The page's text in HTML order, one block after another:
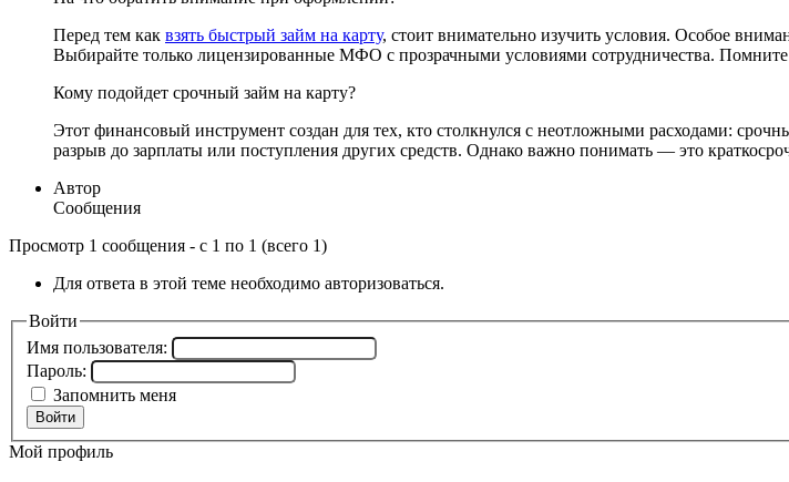
Перед тем как взять быстрый займ на карту, стоит внимательно изучить условия. Особое
Выбирайте только лицензированные МФО с прозрачными условиями сотрудничества.
Кому подойдет срочный займ на карту?
Этот финансовый инструмент создан для тех, кто столкнулся с неотложными расходами:
разрыв до зарплаты или поступления других средств. Однако важно понимать — это
Автор
Сообщения
Просмотр 1 сообщения - с 1 по 1 (всего 1)
Для ответа в этой теме необходимо авторизоваться.
Войти
Имя пользователя:
Пароль:
Запомнить меня
Войти
Мой профиль